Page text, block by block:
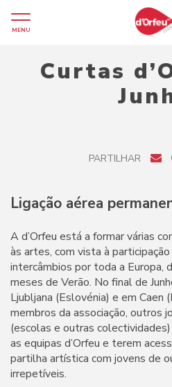
MENU
Curtas
PARTILHAR
Ligação aérea
A d’Orfeu está a formar várias
às artes, com vista à
intercâmbios por toda a Europa,
meses de Verão. No final de
Ljubljana (Eslovénia) e em Caen
membros da associação, outros
(escolas e outras
as equipas d’Orfeu e terem
partilha artística com jovens de
irrepetíveis.